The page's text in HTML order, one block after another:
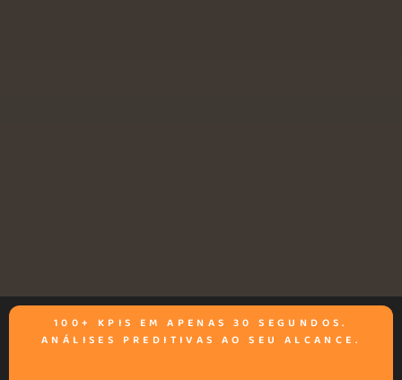
100+ KPIS EM APENAS 30 SEGUNDOS.
ANÁLISES PREDITIVAS AO SEU ALCANCE.